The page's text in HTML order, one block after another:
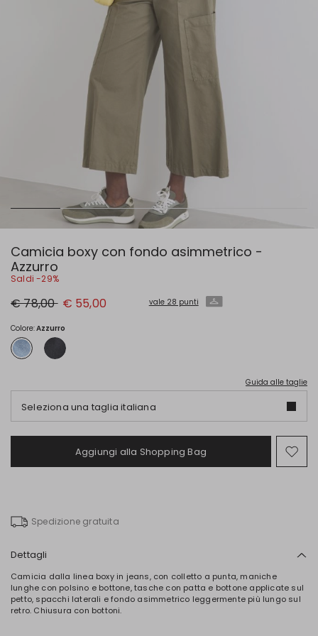
Camicia boxy con fondo asimmetrico -
Azzurro
Saldi -29%
Prezzo
originale
78,00
€ 78,00 Nuovo
prezzo
55,00
€ 55,00 vale 28 punti
Colore:Azzurro
Guida alle taglie
Seleziona una taglia italiana
Aggiungi alla Shopping Bag
Spedizione gratuita
Dettagli
Camicia dalla linea boxy in jeans, con colletto a punta, maniche
lunghe con polsino e bottone, tasche con patta e bottone applicate sul
petto, spacchi laterali e fondo asimmetrico leggermente più lungo sul
retro. Chiusura con bottoni.